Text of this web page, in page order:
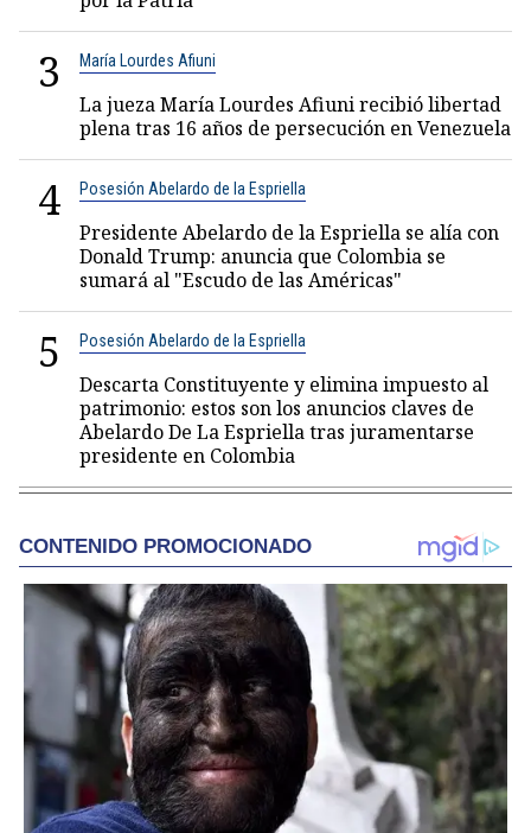
3 María Lourdes Afiuni
La jueza María Lourdes Afiuni recibió libertad
plena tras 16 años de persecución en Venezuela
4 Posesión Abelardo de la Espriella
Presidente Abelardo de la Espriella se alía con
Donald Trump: anuncia que Colombia se
sumará al "Escudo de las Américas"
5 Posesión Abelardo de la Espriella
Descarta Constituyente y elimina impuesto al
patrimonio: estos son los anuncios claves de
Abelardo De La Espriella tras juramentarse
presidente en Colombia